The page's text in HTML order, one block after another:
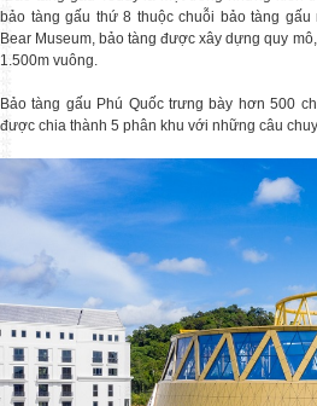
KHUYẾN MẠI TOUR HÀN NHẬT DUY
Tour 5N4Đ SEOUL - NAMI - EVERLAND -
HÀ NỘI - SEOUL-NAMI- EVERLAND –
CẬP NHẬP TOUR TẾT NGUYÊN ĐÁN 2023
Mỗi độ Tết đến xuân về, gia đình xum
TOUR HÀN QUỐC TẾT NGUYÊN ĐÁN
TOUR HÀN QUỐC 5N4Đ BAY HÀNG
bảo tàng gấu thứ 8 thuộc chuỗi bảo tàng
Bear Museum, bảo tàng được xây dựng quy
1.500m vuông.
Bảo tàng gấu Phú Quốc trưng bày hơn 500
được chia thành 5 phân khu với những câu